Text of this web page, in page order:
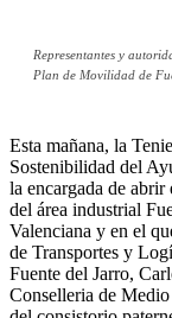
Representantes y
Plan de Movilidad de
Esta mañana, la
Sostenibilidad del
la encargada de
del área industrial
Valenciana y en el
de Transportes y
Fuente del Jarro,
Conselleria de